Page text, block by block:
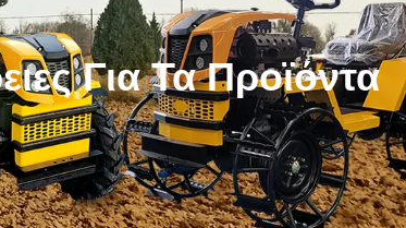
Για Τα Προϊόντα